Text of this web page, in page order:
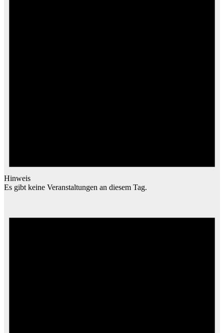
Hinweis
Es gibt keine Veranstaltungen an diesem Tag.